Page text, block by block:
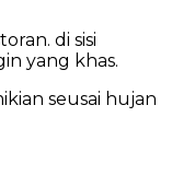
di sisi
yang khas.
seusai hujan